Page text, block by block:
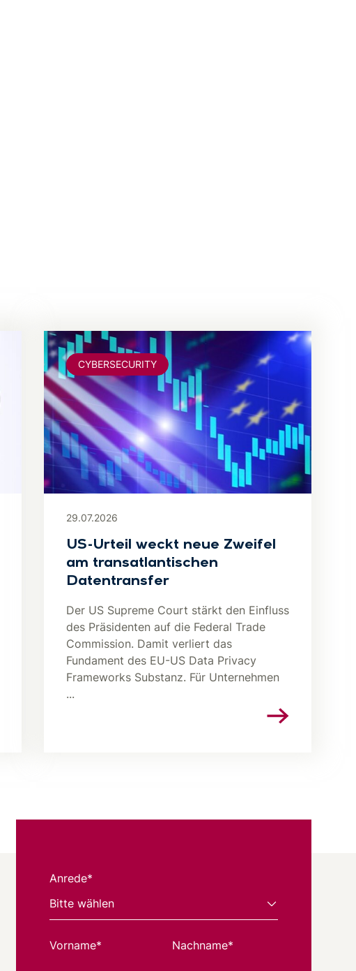
29.07.2026
US-Urteil weckt neue Zweifel
am transatlantischen
Datentransfer
Der US Supreme Court stärkt den Einfluss
des Präsidenten auf die Federal Trade
Commission. Damit verliert das
Fundament des EU-US Data Privacy
Frameworks Substanz. Für Unternehmen
...
CYBERSECURITY
Anrede*
Vorname* Nachname*